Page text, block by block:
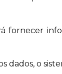
fornecer
dados, o